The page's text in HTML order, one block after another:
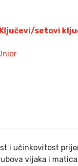
Ključevi/setovi
i učinkovitost
vijaka i